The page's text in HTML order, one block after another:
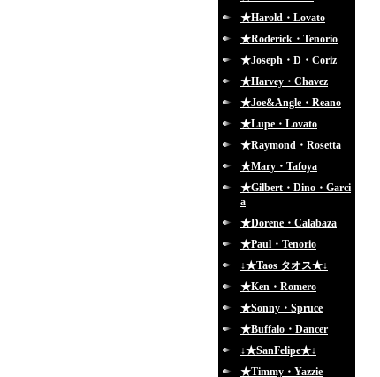
★Harold・Lovato
★Roderick・Tenorio
★Joseph・D・Coriz
★Harvey・Chavez
★Joe&Angle・Reano
★Lupe・Lovato
★Raymond・Rosetta
★Mary・Tafoya
★Gilbert・Dino・Garci
a
★Dorene・Calabaza
★Paul・Tenorio
↓★Taos タオス★↓
★Ken・Romero
★Sonny・Spruce
★Buffalo・Dancer
↓★SanFelipe★↓
★Timmy・Yazzie